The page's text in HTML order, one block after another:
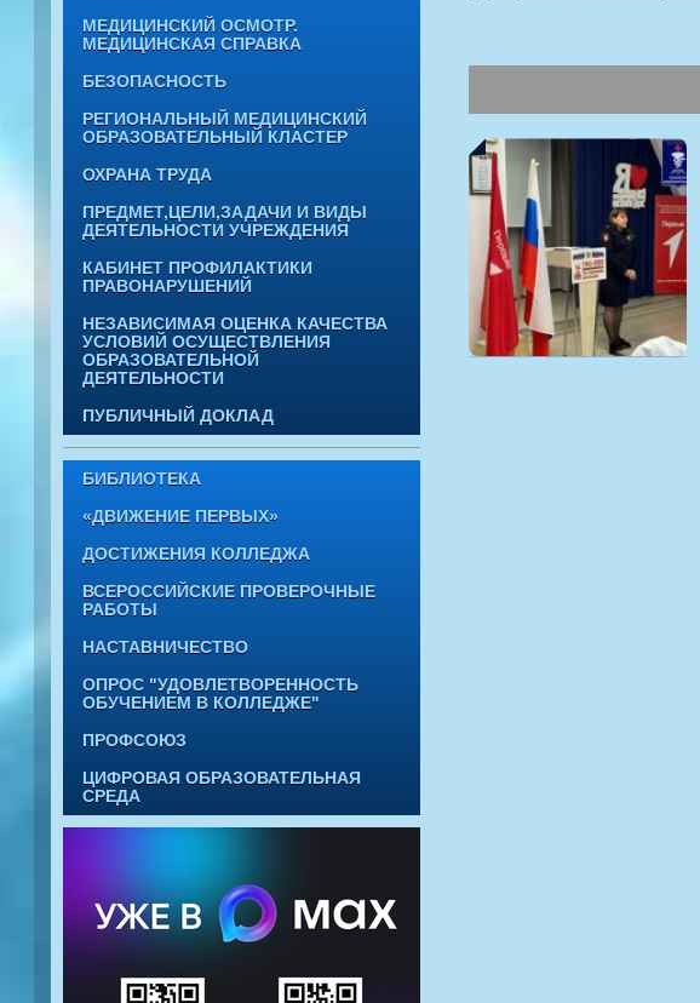
МЕДИЦИНСКИЙ ОСМОТР.
МЕДИЦИНСКАЯ СПРАВКА
БЕЗОПАСНОСТЬ
РЕГИОНАЛЬНЫЙ МЕДИЦИНСКИЙ
ОБРАЗОВАТЕЛЬНЫЙ КЛАСТЕР
ОХРАНА ТРУДА
ПРЕДМЕТ,ЦЕЛИ,ЗАДАЧИ И ВИДЫ
ДЕЯТЕЛЬНОСТИ УЧРЕЖДЕНИЯ
КАБИНЕТ ПРОФИЛАКТИКИ
ПРАВОНАРУШЕНИЙ
НЕЗАВИСИМАЯ ОЦЕНКА КАЧЕСТВА
УСЛОВИЙ ОСУЩЕСТВЛЕНИЯ
ОБРАЗОВАТЕЛЬНОЙ
ДЕЯТЕЛЬНОСТИ
ПУБЛИЧНЫЙ ДОКЛАД
БИБЛИОТЕКА
«ДВИЖЕНИЕ ПЕРВЫХ»
ДОСТИЖЕНИЯ КОЛЛЕДЖА
ВСЕРОССИЙСКИЕ ПРОВЕРОЧНЫЕ
РАБОТЫ
НАСТАВНИЧЕСТВО
ОПРОС "УДОВЛЕТВОРЕННОСТЬ
ОБУЧЕНИЕМ В КОЛЛЕДЖЕ"
ПРОФСОЮЗ
ЦИФРОВАЯ ОБРАЗОВАТЕЛЬНАЯ
СРЕДА